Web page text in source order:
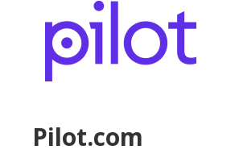
Pilot.com